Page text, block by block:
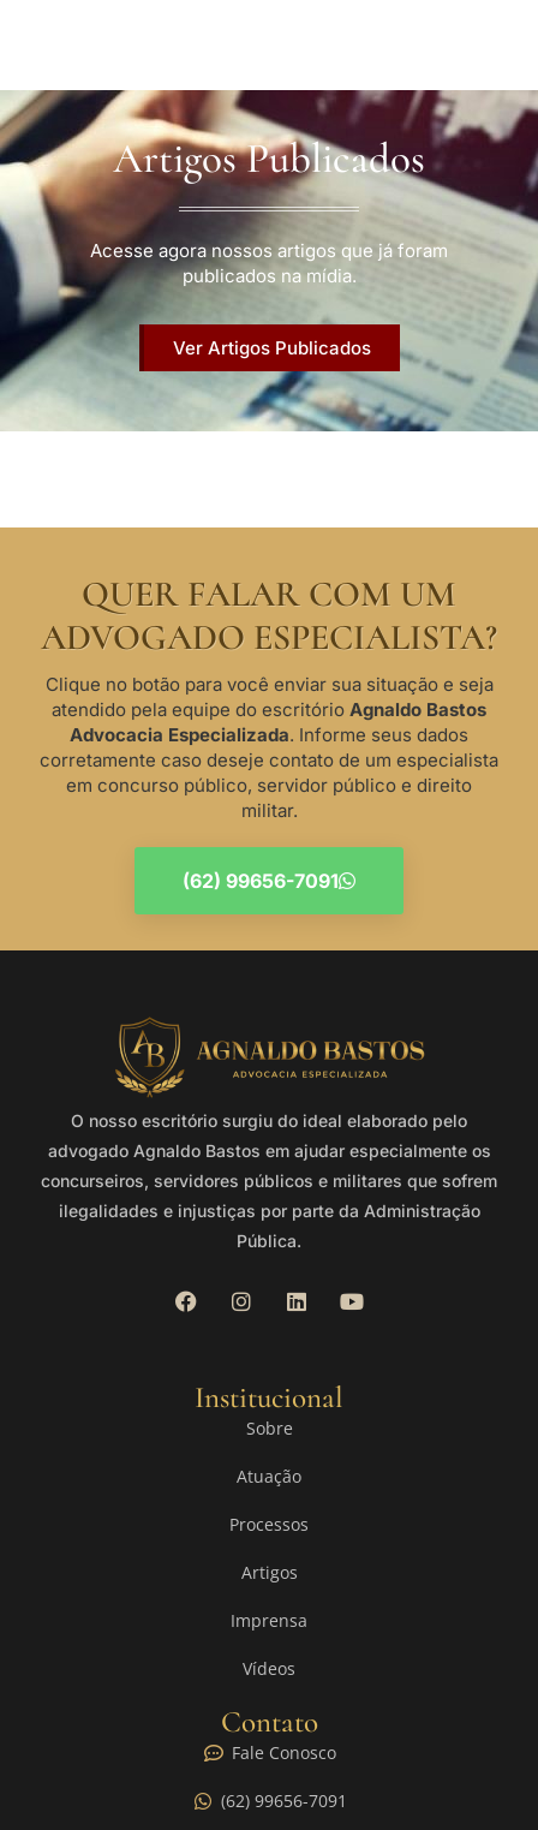
Artigos Publicados
Acesse agora nossos artigos que já foram
publicados na mídia.
Ver Artigos Publicados
QUER FALAR COM UM
ADVOGADO ESPECIALISTA?
Clique no botão para você enviar sua situação e seja
atendido pela equipe do escritório Agnaldo Bastos
Advocacia Especializada. Informe seus dados
corretamente caso deseje contato de um especialista
em concurso público, servidor público e direito
militar.
(62) 99656-7091
O nosso escritório surgiu do ideal elaborado pelo
advogado Agnaldo Bastos em ajudar especialmente os
concurseiros, servidores públicos e militares que sofrem
ilegalidades e injustiças por parte da Administração
Pública.
Institucional
Sobre
Atuação
Processos
Artigos
Imprensa
Vídeos
Contato
Fale Conosco
(62) 99656-7091